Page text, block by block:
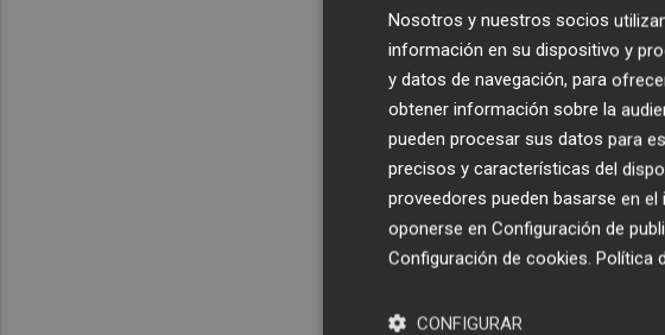
Nosotros y nuestros socios
información en su dispositivo y
y datos de navegación, para
obtener información sobre la
pueden procesar sus datos para
precisos y características del
proveedores pueden basarse en
oponerse en Configuración de
Configuración de cookies. Política
CONFIGURAR